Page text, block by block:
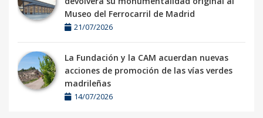
Museo del Ferrocarril de Madrid
21/07/2026
La Fundación y la CAM acuerdan nuevas
acciones de promoción de las vías verdes
madrileñas
14/07/2026